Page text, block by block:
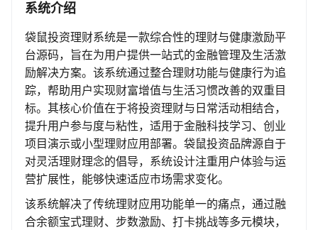
系统介绍
袋鼠投资理财系统是一款综合性的理财与健康激励平
台源码，旨在为用户提供一站式的金融管理及生活激
励解决方案。该系统通过整合理财功能与健康行为追
踪，帮助用户实现财富增值与生活习惯改善的双重目
标。其核心价值在于将投资理财与日常活动相结合，
提升用户参与度与粘性，适用于金融科技学习、创业
项目演示或小型理财应用部署。袋鼠投资品牌源自于
对灵活理财理念的倡导，系统设计注重用户体验与运
营扩展性，能够快速适应市场需求变化。
该系统解决了传统理财应用功能单一的痛点，通过融
合余额宝式理财、步数激励、打卡挑战等多元模块，